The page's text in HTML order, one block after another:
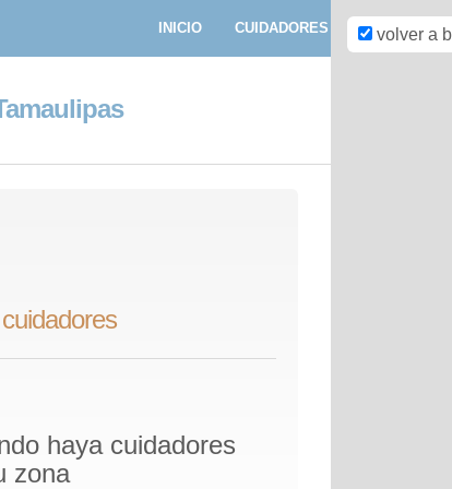
INICIO CUIDADORES
haya cuidadores
zona
volver a